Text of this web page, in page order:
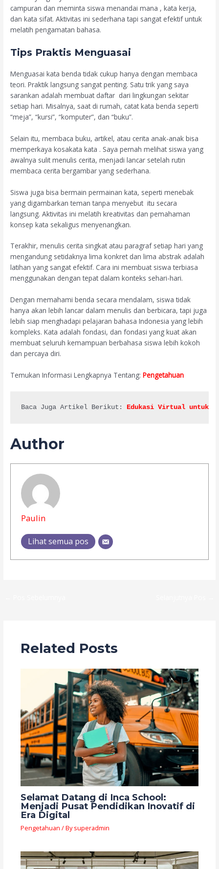
campuran dan meminta siswa menandai mana , kata kerja,
dan kata sifat. Aktivitas ini sederhana tapi sangat efektif untuk
melatih pengamatan bahasa.
Tips Praktis Menguasai
Menguasai kata benda tidak cukup hanya dengan membaca
teori. Praktik langsung sangat penting. Satu trik yang saya
sarankan adalah membuat daftar dari lingkungan sekitar
setiap hari. Misalnya, saat di rumah, catat kata benda seperti
“meja”, “kursi”, “komputer”, dan “buku”.
Selain itu, membaca buku, artikel, atau cerita anak-anak bisa
memperkaya kosakata kata . Saya pernah melihat siswa yang
awalnya sulit menulis cerita, menjadi lancar setelah rutin
membaca cerita bergambar yang sederhana.
Siswa juga bisa bermain permainan kata, seperti menebak
yang digambarkan teman tanpa menyebut itu secara
langsung. Aktivitas ini melatih kreativitas dan pemahaman
konsep kata sekaligus menyenangkan.
Terakhir, menulis cerita singkat atau paragraf setiap hari yang
mengandung setidaknya lima konkret dan lima abstrak adalah
latihan yang sangat efektif. Cara ini membuat siswa terbiasa
menggunakan dengan tepat dalam konteks sehari-hari.
Dengan memahami benda secara mendalam, siswa tidak
hanya akan lebih lancar dalam menulis dan berbicara, tapi juga
lebih siap menghadapi pelajaran bahasa Indonesia yang lebih
kompleks. Kata adalah fondasi, dan fondasi yang kuat akan
membuat seluruh kemampuan berbahasa siswa lebih kokoh
dan percaya diri.
Temukan Informasi Lengkapnya Tentang:Pengetahuan
Baca Juga Artikel Berikut: Edukasi Virtual untuk
Author
Paulin
Lihat semua pos
Related Posts
Selamat Datang di Inca School:
Menjadi Pusat Pendidikan Inovatif di
Era Digital
Pengetahuan / Bysuperadmin